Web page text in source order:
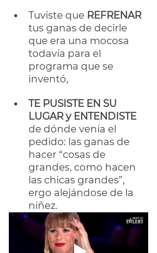
Tuviste que REFRENAR
tus ganas de decirle
que era una mocosa
todavía para el
programa que se
inventó,
TE PUSISTE EN SU
LUGAR y ENTENDISTE
de dónde venía el
pedido: las ganas de
hacer “cosas de
grandes, como hacen
las chicas grandes”,
ergo alejándose de la
niñez.